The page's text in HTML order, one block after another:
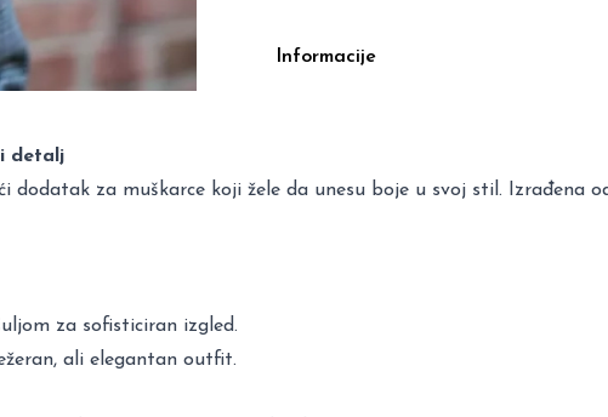
Informacije
detalj
dodatak za muškarce koji žele da unesu boje u svoj stil. Izrađena
za sofisticiran izgled.
ali elegantan outfit.